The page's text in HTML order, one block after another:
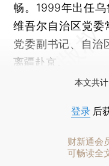
畅。1999年出任
维吾尔自治区党
党委副书记、自治
离疆赴京。
本文共
登录 后
财新通会
可畅读全